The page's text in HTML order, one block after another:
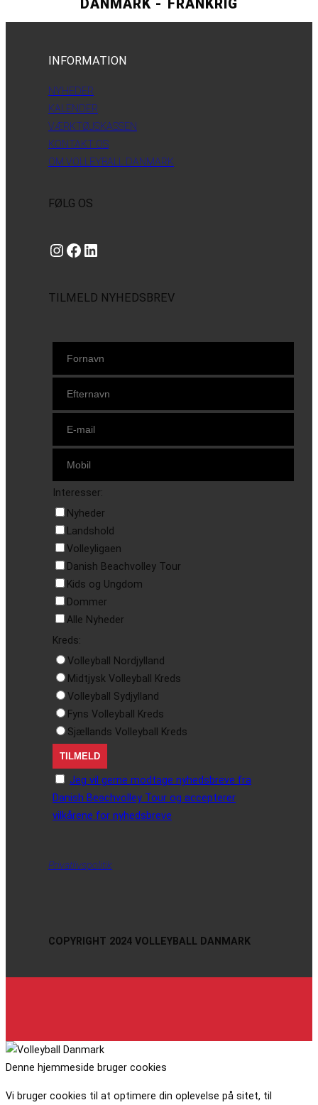
DANMARK - FRANKRIG
INFORMATION
NYHEDER
KALENDER
VÆRKTØJSKASSEN
KONTAKT OS
OM VOLLEYBALL DANMARK
FØLG OS
Instagram https://www.facebook.com/danishbeachvolleytour LinkedIn
TILMELD NYHEDSBREV
Interesser:
Nyheder
Landshold
Volleyligaen
Danish Beachvolley Tour
Kids og Ungdom
Dommer
Alle Nyheder
Kreds:
Volleyball Nordjylland
Midtjysk Volleyball Kreds
Volleyball Sydjylland
Fyns Volleyball Kreds
Sjællands Volleyball Kreds
Jeg vil gerne modtage nyhedsbreve fra
Danish Beachvolley Tour og accepterer
vilkårene for nyhedsbreve
Privatlivspolitik
COPYRIGHT 2024 VOLLEYBALL DANMARK
Denne hjemmeside bruger cookies
Vi bruger cookies til at optimere din oplevelse på sitet, til